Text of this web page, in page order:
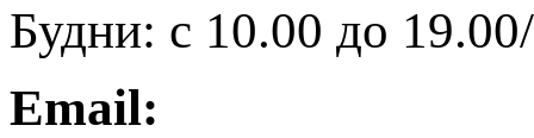
Будни: с 10.00 до
Email: